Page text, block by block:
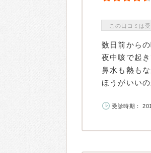
この口コミは
数日前から
夜中咳で起
鼻水も熱も
ほうがいい
受診時期：